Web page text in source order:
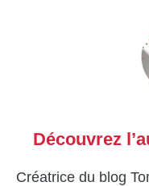
Découvrez
Créatrice du blog